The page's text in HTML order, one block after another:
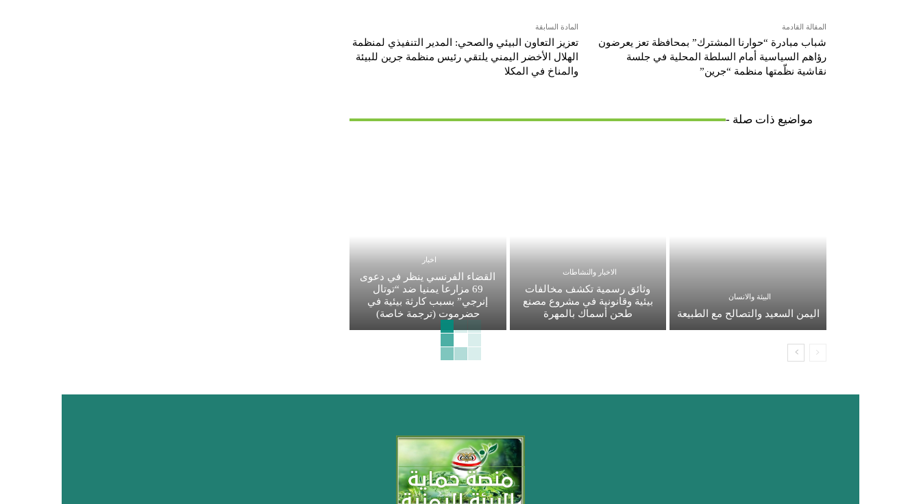
المادة السابقة
تعزيز التعاون البيئي والصحي: المدير التنفيذي لمنظمة
الهلال الأخضر اليمني يلتقي رئيس منظمة جرين للبيئة
والمناخ في المكلا
المقالة القادمة
شباب مبادرة “حوارنا المشترك” بمحافظة تعز يعرضون
رؤاهم السياسية أمام السلطة المحلية في جلسة
نقاشية نظّمتها منظمة “جرين”
مواضيع ذات صلة -
اخبار
القضاء الفرنسي ينظر في دعوى
69 مزارعا يمنيا ضد “توتال
إنرجي” بسبب كارثة بيئية في
حضرموت (ترجمة خاصة)
الاخبار والنشاطات
وثائق رسمية تكشف مخالفات
بيئية وقانونية في مشروع مصنع
طحن أسماك بالمهرة
البيئة والانسان
اليمن السعيد والتصالح مع الطبيعة